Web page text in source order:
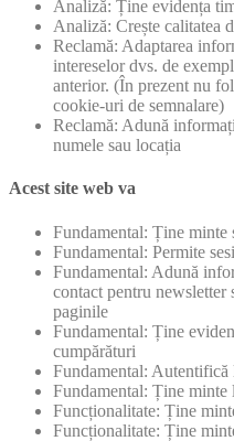
Analiză: Ține evidența
Analiză: Crește calitatea
Reclamă: Adaptarea
intereselor dvs. de
anterior. (În prezent nu
cookie-uri de semnalare)
Reclamă: Adună
numele sau locația
Acest site web va
Fundamental: Ține
Fundamental: Permite
Fundamental: Adună
contact pentru newsletter
paginile
Fundamental: Ține
cumpărături
Fundamental:
Fundamental: Ține minte
Funcționalitate: Ține
Funcționalitate: Ține